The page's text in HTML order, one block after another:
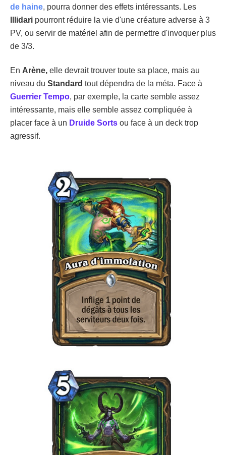
de haine, pourra donner des effets intéressants. Les
Illidari pourront réduire la vie d'une créature adverse à 3
PV, ou servir de matériel afin de permettre d'invoquer plus
de 3/3.
En Arène, elle devrait trouver toute sa place, mais au
niveau du Standard tout dépendra de la méta. Face à
Guerrier Tempo, par exemple, la carte semble assez
intéressante, mais elle semble assez compliquée à
placer face à un Druide Sorts ou face à un deck trop
agressif.